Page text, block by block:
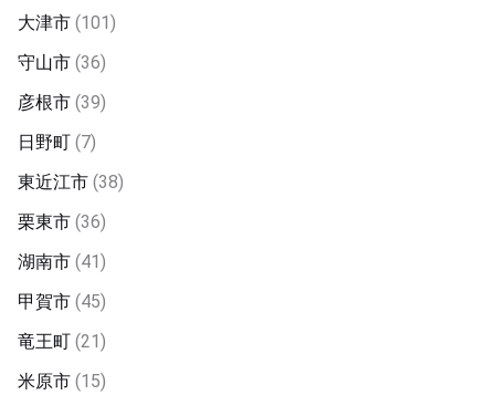
大津市(101)
守山市(36)
彦根市(39)
日野町(7)
東近江市(38)
栗東市(36)
湖南市(41)
甲賀市(45)
竜王町(21)
米原市(15)